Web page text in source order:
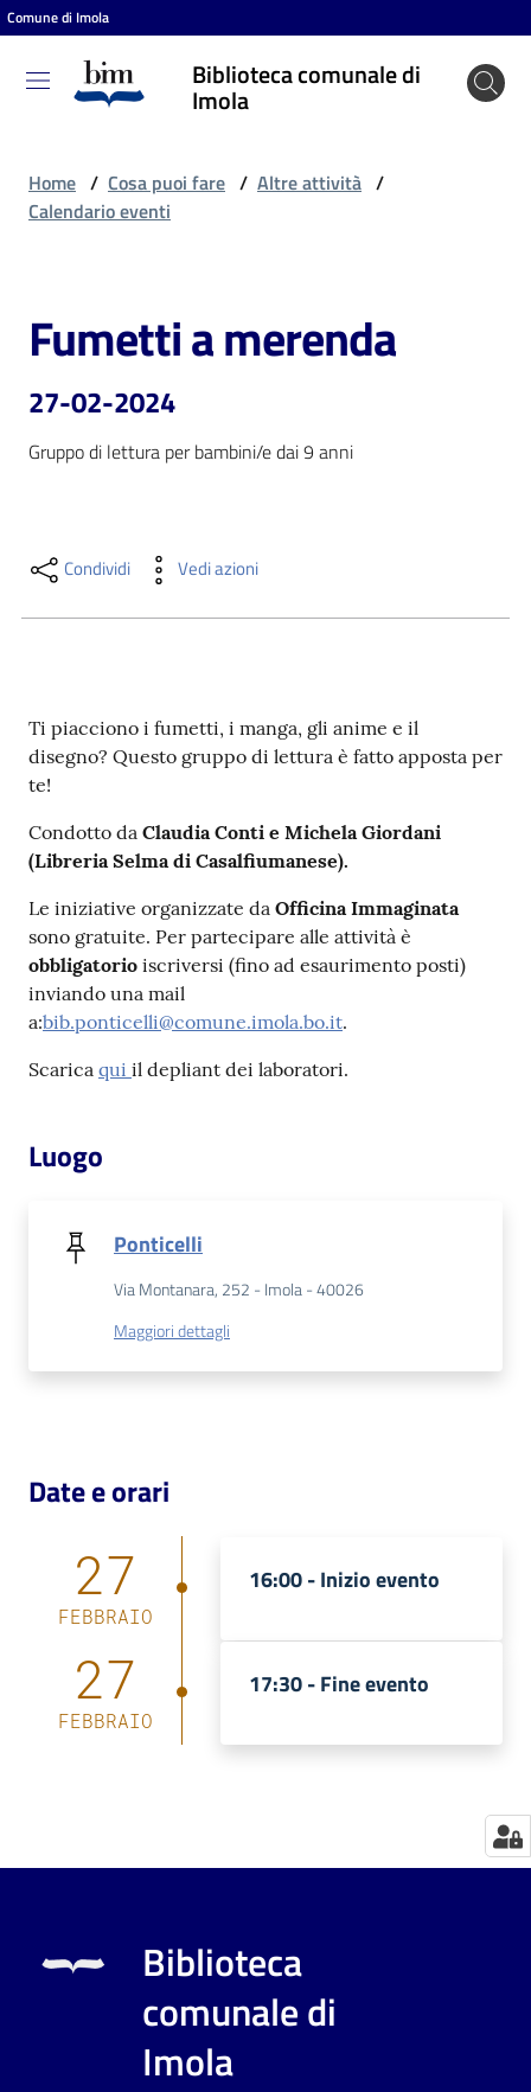
Vai al contenuto
Vai alla navigazione
Vai al footer
Comune di Imola
Biblioteca comunale di
Imola
Biblioteca
comunale
Cosa
puoi
fare
contenuti
Casa
Piani
Archivio
storico
Decentrate
per
on line
Eventi
Avvisi
Home / Cosa puoi fare / Altre attività /
Calendario eventi
Salta al contenuto
Fumetti a merenda
27-02-2024
Gruppo di lettura per bambini/e dai 9 anni
Condividi Vedi azioni
Ti piacciono i fumetti, i manga, gli anime e il
disegno? Questo gruppo di lettura è fatto apposta per
te!
Condotto da Claudia Conti e Michela Giordani
(Libreria Selma di Casalfiumanese).
Le iniziative organizzate da Officina Immaginata
sono gratuite. Per partecipare alle attività è
obbligatorio iscriversi (fino ad esaurimento posti)
inviando una mail
a:bib.ponticelli@comune.imola.bo.it.
Scarica qui il depliant dei laboratori.
Luogo
Ponticelli
Via Montanara, 252 - Imola - 40026
Maggiori dettagli
Date e orari
27
FEBBRAIO
16:00 -Inizio evento
27
FEBBRAIO
17:30 -Fine evento
Biblioteca
comunale di
Imola